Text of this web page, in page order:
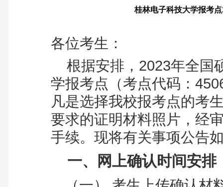
桂林电子科技大学报考
各位考生：
根据安排，2023年全国
学报考点（考点代码：
凡是选择我校报考点的考
要求的证明材料照片，经
手续。现将有关事项公告
一、网上确认时间安排